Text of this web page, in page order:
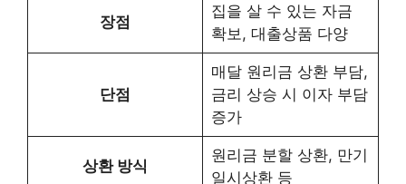
장점
집을 살 수 있는 자금
확보, 대출상품 다양
단점
매달 원리금 상환 부담,
금리 상승 시 이자 부담
증가
상환 방식
원리금 분할 상환, 만기
일시상환 등